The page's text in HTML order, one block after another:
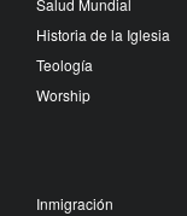
Salud Mundial
Historia de la Iglesia
Teología
Worship
Inmigración